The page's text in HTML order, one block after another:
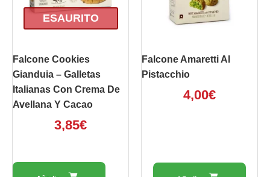
ESAURITO
Falcone Cookies
Gianduia – Galletas
Italianas Con Crema De
Avellana Y Cacao
3,85€
Falcone Amaretti Al
Pistacchio
4,00€